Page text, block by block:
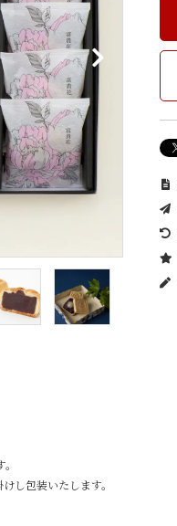
し包装いたします。